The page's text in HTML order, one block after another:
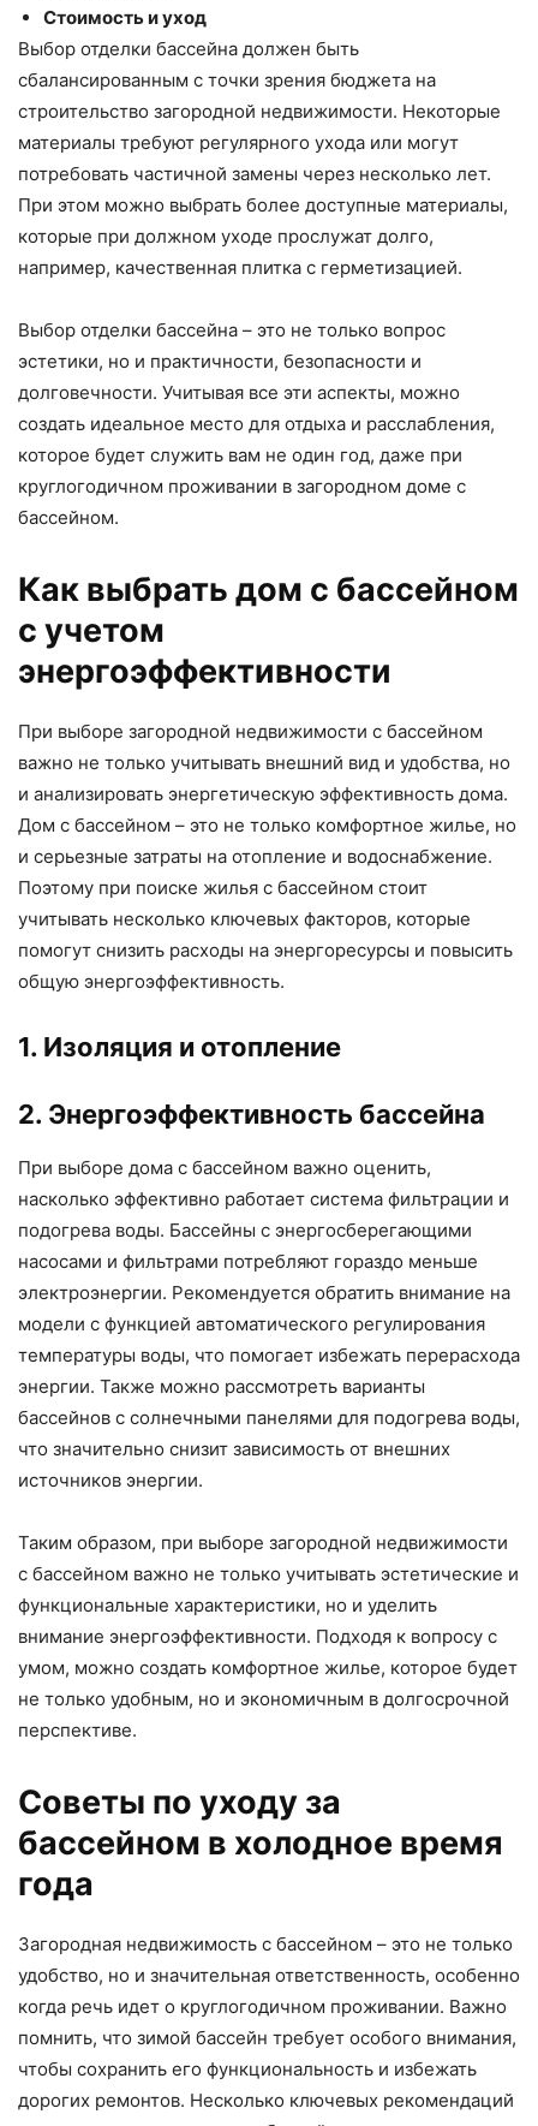
Стоимость и уход
Выбор отделки бассейна должен быть
сбалансированным с точки зрения бюджета на
строительство загородной недвижимости. Некоторые
материалы требуют регулярного ухода или могут
потребовать частичной замены через несколько лет.
При этом можно выбрать более доступные материалы,
которые при должном уходе прослужат долго,
например, качественная плитка с герметизацией.
Выбор отделки бассейна – это не только вопрос
эстетики, но и практичности, безопасности и
долговечности. Учитывая все эти аспекты, можно
создать идеальное место для отдыха и расслабления,
которое будет служить вам не один год, даже при
круглогодичном проживании в загородном доме с
бассейном.
Как выбрать дом с бассейном
с учетом
энергоэффективности
При выборе загородной недвижимости с бассейном
важно не только учитывать внешний вид и удобства, но
и анализировать энергетическую эффективность дома.
Дом с бассейном – это не только комфортное жилье, но
и серьезные затраты на отопление и водоснабжение.
Поэтому при поиске жилья с бассейном стоит
учитывать несколько ключевых факторов, которые
помогут снизить расходы на энергоресурсы и повысить
общую энергоэффективность.
1. Изоляция и отопление
2. Энергоэффективность бассейна
При выборе дома с бассейном важно оценить,
насколько эффективно работает система фильтрации и
подогрева воды. Бассейны с энергосберегающими
насосами и фильтрами потребляют гораздо меньше
электроэнергии. Рекомендуется обратить внимание на
модели с функцией автоматического регулирования
температуры воды, что помогает избежать перерасхода
энергии. Также можно рассмотреть варианты
бассейнов с солнечными панелями для подогрева воды,
что значительно снизит зависимость от внешних
источников энергии.
Таким образом, при выборе загородной недвижимости
с бассейном важно не только учитывать эстетические и
функциональные характеристики, но и уделить
внимание энергоэффективности. Подходя к вопросу с
умом, можно создать комфортное жилье, которое будет
не только удобным, но и экономичным в долгосрочной
перспективе.
Советы по уходу за
бассейном в холодное время
года
Загородная недвижимость с бассейном – это не только
удобство, но и значительная ответственность, особенно
когда речь идет о круглогодичном проживании. Важно
помнить, что зимой бассейн требует особого внимания,
чтобы сохранить его функциональность и избежать
дорогих ремонтов. Несколько ключевых рекомендаций